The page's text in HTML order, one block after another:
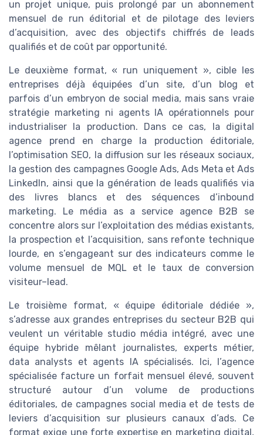
un projet unique, puis prolongé par un abonnement
mensuel de run éditorial et de pilotage des leviers
d’acquisition, avec des objectifs chiffrés de leads
qualifiés et de coût par opportunité.
Le deuxième format, « run uniquement », cible les
entreprises déjà équipées d’un site, d’un blog et
parfois d’un embryon de social media, mais sans vraie
stratégie marketing ni agents IA opérationnels pour
industrialiser la production. Dans ce cas, la digital
agence prend en charge la production éditoriale,
l’optimisation SEO, la diffusion sur les réseaux sociaux,
la gestion des campagnes Google Ads, Ads Meta et Ads
LinkedIn, ainsi que la génération de leads qualifiés via
des livres blancs et des séquences d’inbound
marketing. Le média as a service agence B2B se
concentre alors sur l’exploitation des médias existants,
la prospection et l’acquisition, sans refonte technique
lourde, en s’engageant sur des indicateurs comme le
volume mensuel de MQL et le taux de conversion
visiteur–lead.
Le troisième format, « équipe éditoriale dédiée »,
s’adresse aux grandes entreprises du secteur B2B qui
veulent un véritable studio média intégré, avec une
équipe hybride mêlant journalistes, experts métier,
data analysts et agents IA spécialisés. Ici, l’agence
spécialisée facture un forfait mensuel élevé, souvent
structuré autour d’un volume de productions
éditoriales, de campagnes social media et de tests de
leviers d’acquisition sur plusieurs canaux d’ads. Ce
format exige une forte expertise en marketing digital,